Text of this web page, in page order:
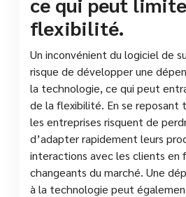
flexibilité.
Un inconvénient du logiciel de
risque de développer une
la technologie, ce qui peut
de la flexibilité. En se reposant
les entreprises risquent de
d’adapter rapidement leurs
interactions avec les clients en
changeants du marché. Une
à la technologie peut